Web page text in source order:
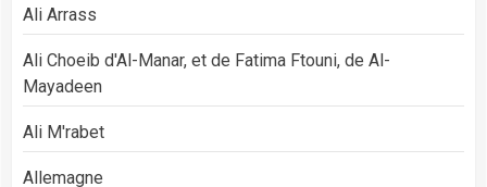
Ali Arrass
Ali Choeib d'Al-Manar, et de Fatima Ftouni, de Al-
Mayadeen
Ali M'rabet
Allemagne